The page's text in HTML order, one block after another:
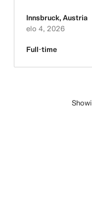
Innsbruck, Austria
elo 4, 2026
Full-time